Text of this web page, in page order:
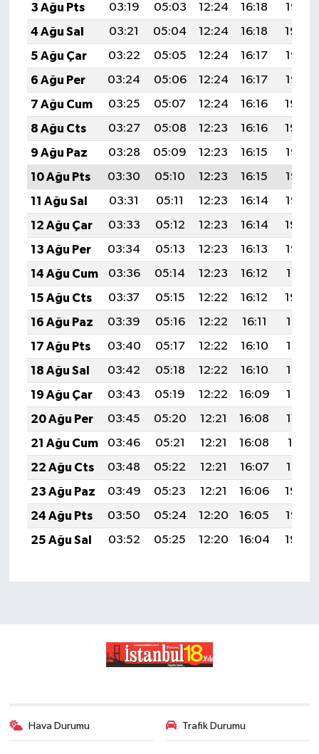
3 Ağu Pts
03:19 05:03 12:24 16:18
19:35
4 Ağu Sal
03:21 05:04 12:24 16:18
19:34
5 Ağu Çar
03:22 05:05 12:24 16:17
19:33
6 Ağu Per
03:24 05:06 12:24 16:17
19:32
7 Ağu Cum
03:25 05:07 12:24 16:16
19:30
8 Ağu Cts
03:27 05:08 12:23 16:16
19:29
9 Ağu Paz
03:28 05:09 12:23 16:15
19:28
10 Ağu Pts
03:30 05:10 12:23 16:15
19:27
11 Ağu Sal
03:31 05:11 12:23 16:14
19:25
12 Ağu Çar
03:33 05:12 12:23 16:14
19:24
13 Ağu Per
03:34 05:13 12:23 16:13
19:23
14 Ağu Cum
03:36 05:14 12:23 16:12
19:21
15 Ağu Cts
03:37 05:15 12:22 16:12
19:20
16 Ağu Paz
03:39 05:16 12:22 16:11
19:18
17 Ağu Pts
03:40 05:17 12:22 16:10
19:17
18 Ağu Sal
03:42 05:18 12:22 16:10
19:16
19 Ağu Çar
03:43 05:19 12:22 16:09
19:14
20 Ağu Per
03:45 05:20 12:21 16:08
19:13
21 Ağu Cum
03:46 05:21 12:21 16:08
19:11
22 Ağu Cts
03:48 05:22 12:21 16:07
19:10
23 Ağu Paz
03:49 05:23 12:21 16:06
19:08
24 Ağu Pts
03:50 05:24 12:20 16:05
19:07
25 Ağu Sal
03:52 05:25 12:20 16:04 19:05
Hava Durumu Trafik Durumu